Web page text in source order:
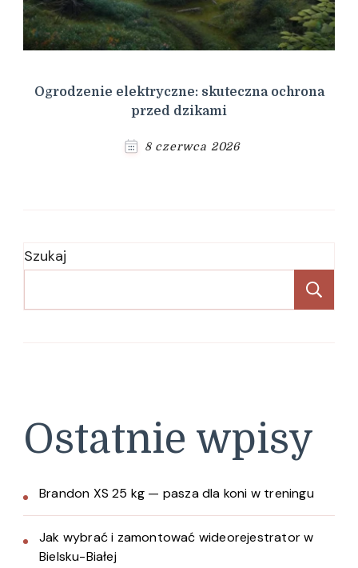
Ogrodzenie elektryczne: skuteczna ochrona
przed dzikami
8 czerwca 2026
Szukaj
Ostatnie wpisy
Brandon XS 25 kg — pasza dla koni w treningu
Jak wybrać i zamontować wideorejestrator w
Bielsku-Białej